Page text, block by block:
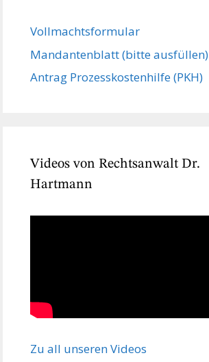
Vollmachts­formular
Mandanten­blatt (bitte ausfüllen)
Antrag Prozesskostenhilfe (PKH)
Videos von Rechtsanwalt Dr.
Hartmann
Zu all unseren Videos